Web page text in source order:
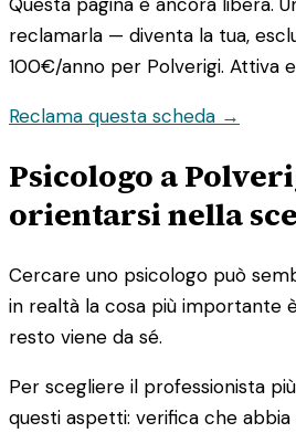
reclamarla — diventa la tua,
100€/anno per Polverigi. Attiva
Reclama questa scheda →
Psicologo a
orientarsi nella
Cercare uno psicologo può
in realtà la cosa più importante
resto viene da sé.
Per scegliere il professionista
questi aspetti: verifica che